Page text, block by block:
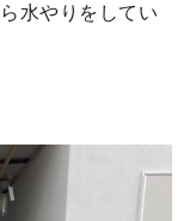
水やりをしてい